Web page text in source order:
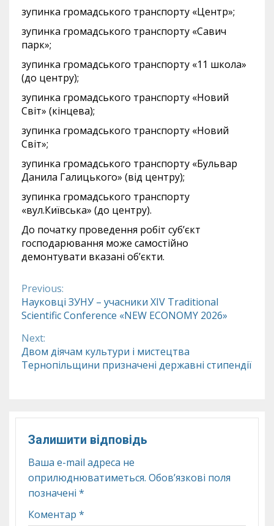
зупинка громадського транспорту «Центр»;
зупинка громадського транспорту «Савич
парк»;
зупинка громадського транспорту «11 школа»
(до центру);
зупинка громадського транспорту «Новий
Світ» (кінцева);
зупинка громадського транспорту «Новий
Світ»;
зупинка громадського транспорту «Бульвар
Данила Галицького» (від центру);
зупинка громадського транспорту
«вул.Київська» (до центру).
До початку проведення робіт суб’єкт
господарювання може самостійно
демонтувати вказані об’єкти.
Continue
Reading
Previous:
Науковці ЗУНУ – учасники XIV Traditional
Scientific Conference «NEW ECONOMY 2026»
Next:
Двом діячам культури і мистецтва
Тернопільщини призначені державні стипендії
Залишити відповідь
Ваша e-mail адреса не
оприлюднюватиметься. Обов’язкові поля
позначені *
Коментар *